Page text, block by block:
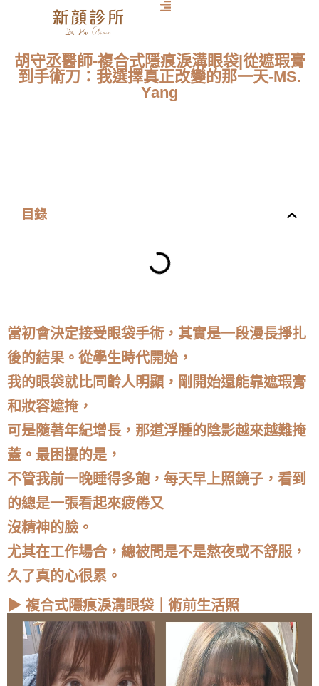
胡守丞醫師-複合式隱痕淚溝眼袋|從遮瑕膏
到手術刀：我選擇真正改變的那一天-MS.
Yang
目錄
當初會決定接受眼袋手術，其實是一段漫長掙扎
後的結果。從學生時代開始，
我的眼袋就比同齡人明顯，剛開始還能靠遮瑕膏
和妝容遮掩，
可是隨著年紀增長，那道浮腫的陰影越來越難掩
蓋。最困擾的是，
不管我前一晚睡得多飽，每天早上照鏡子，看到
的總是一張看起來疲倦又
沒精神的臉。
尤其在工作場合，總被問是不是熬夜或不舒服，
久了真的心很累。
▶ 複合式隱痕淚溝眼袋｜術前生活照